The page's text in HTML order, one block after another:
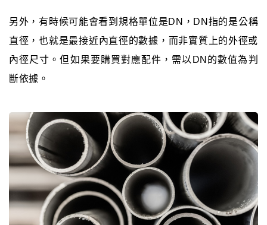
另外，有時候可能會看到規格單位是DN，DN指的是公稱
直徑，也就是最接近內直徑的數據，而非實質上的外徑或
內徑尺寸。但如果要購買對應配件，需以DN的數值為判
斷依據。